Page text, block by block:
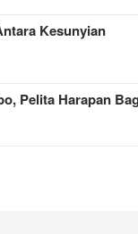
Kesunyian
Pelita Harapan